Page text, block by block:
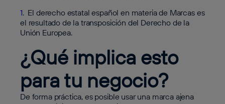
1. El derecho estatal español en materia de Marcas es
el resultado de la transposición del Derecho de la
Unión Europea.
¿Qué implica esto
para tu negocio?
De forma práctica, es posible usar una marca ajena